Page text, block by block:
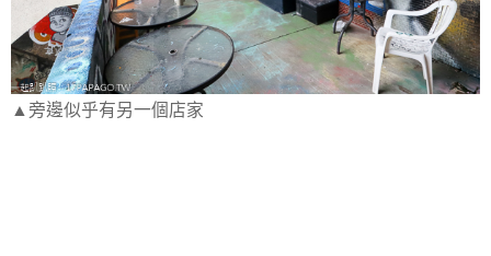
▲旁邊似乎有另一個店家